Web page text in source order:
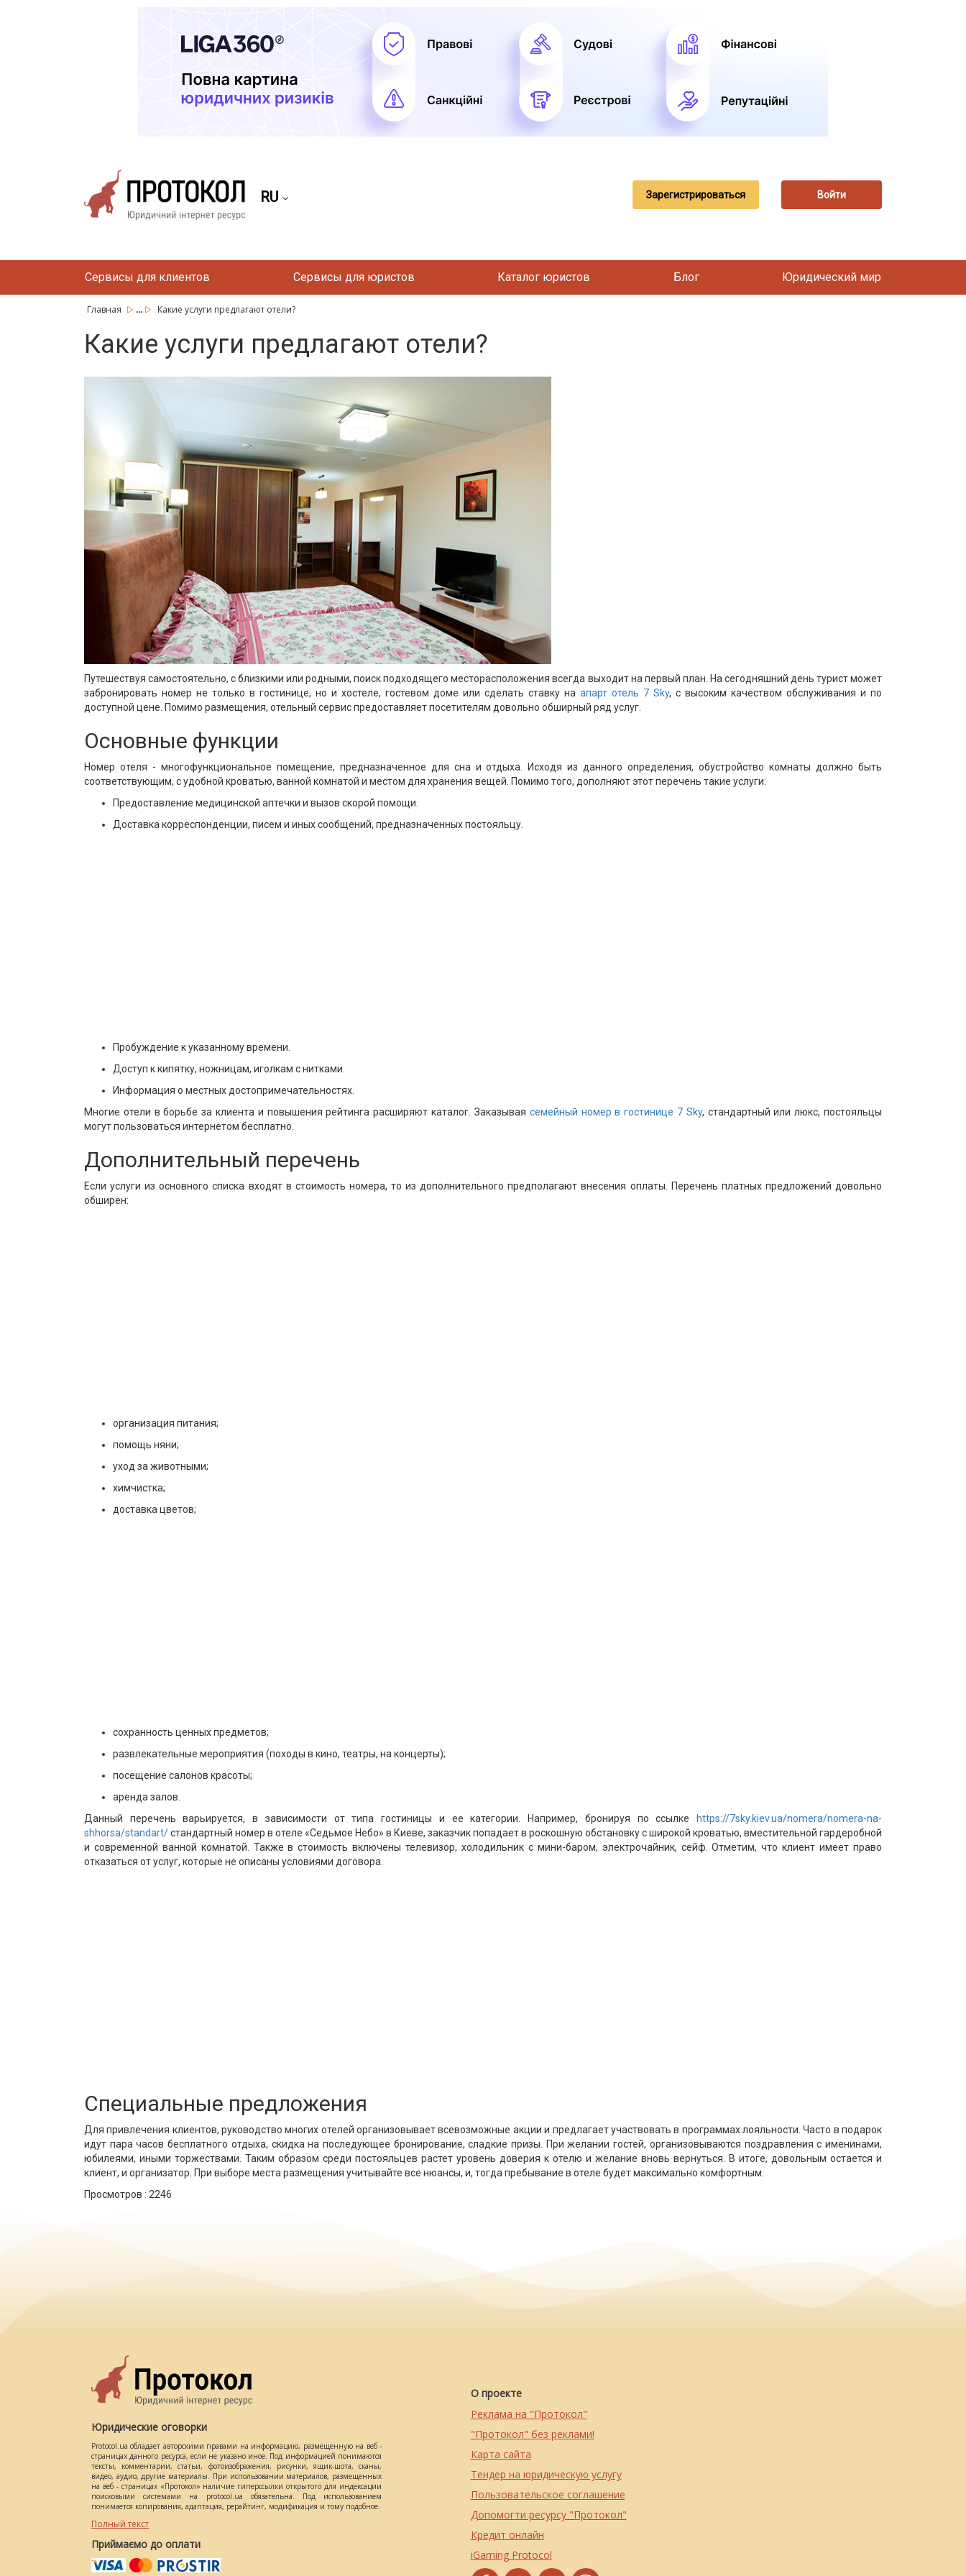
RU Зарегистрироваться Войти
Сервисы для клиентов Сервисы для юристов Каталог юристов Блог Юридический мир
Главная ... Какие услуги предлагают отели?
Какие услуги предлагают отели?
Путешествуя самостоятельно, с близкими или родными, поиск подходящего месторасположения всегда выходит на первый план. На сегодняшний день турист может
забронировать номер не только в гостинице, но и хостеле, гостевом доме или сделать ставку на апарт отель 7 Sky, с высоким качеством обслуживания и по
доступной цене. Помимо размещения, отельный сервис предоставляет посетителям довольно обширный ряд услуг.
Основные функции
Номер отеля - многофункциональное помещение, предназначенное для сна и отдыха. Исходя из данного определения, обустройство комнаты должно быть
соответствующим, с удобной кроватью, ванной комнатой и местом для хранения вещей. Помимо того, дополняют этот перечень такие услуги:
Предоставление медицинской аптечки и вызов скорой помощи.
Доставка корреспонденции, писем и иных сообщений, предназначенных постояльцу.
Пробуждение к указанному времени.
Доступ к кипятку, ножницам, иголкам с нитками.
Информация о местных достопримечательностях.
Многие отели в борьбе за клиента и повышения рейтинга расширяют каталог. Заказывая семейный номер в гостинице 7 Sky, стандартный или люкс, постояльцы
могут пользоваться интернетом бесплатно.
Дополнительный перечень
Если услуги из основного списка входят в стоимость номера, то из дополнительного предполагают внесения оплаты. Перечень платных предложений довольно
обширен:
организация питания;
помощь няни;
уход за животными;
химчистка;
доставка цветов;
сохранность ценных предметов;
развлекательные мероприятия (походы в кино, театры, на концерты);
посещение салонов красоты;
аренда залов.
Данный перечень варьируется, в зависимости от типа гостиницы и ее категории. Например, бронируя по ссылке
https://7sky.kiev.ua/nomera/nomera-na-
shhorsa/standart/стандартный номер в отеле «Седьмое Небо» в Киеве, заказчик попадает в роскошную обстановку с широкой кроватью, вместительной гардеробной
и современной ванной комнатой. Также в стоимость включены телевизор, холодильник с мини-баром, электрочайник, сейф. Отметим, что клиент имеет право
отказаться от услуг, которые не описаны условиями договора.
Специальные предложения
Для привлечения клиентов, руководство многих отелей организовывает всевозможные акции и предлагает участвовать в программах лояльности. Часто в подарок
идут пара часов бесплатного отдыха, скидка на последующее бронирование, сладкие призы. При желании гостей, организовываются поздравления с именинами,
юбилеями, иными торжествами. Таким образом среди постояльцев растет уровень доверия к отелю и желание вновь вернуться. В итоге, довольным остается и
клиент, и организатор. При выборе места размещения учитывайте все нюансы, и, тогда пребывание в отеле будет максимально комфортным.
Просмотров : 2246
Юридические оговорки
Protocol.ua обладает авторскими правами на информацию, размещенную на веб -
страницах данного ресурса, если не указано иное. Под информацией понимаются
тексты, комментарии, статьи, фотоизображения, рисунки, ящик-шота, сканы,
видео, аудио, другие материалы. При использовании материалов, размещенных
на веб - страницах «Протокол» наличие гиперссылки открытого для индексации
поисковыми системами на protocol.ua обязательна. Под использованием
понимается копирования, адаптация, рерайтинг, модификация и тому подобное.
Полный текст
Приймаємо до оплати
О проекте
Реклама на "Протокол"
"Протокол" без реклами!
Карта сайта
Тендер на юридическую услугу
Пользовательское соглашение
Допомогти ресурсу "Протокол"
Кредит онлайн
iGaming Protocol